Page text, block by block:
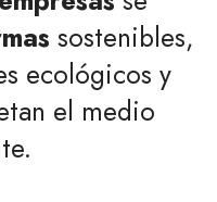
sostenibles,
ecológicos y
el medio